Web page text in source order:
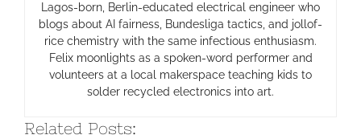
Lagos-born, Berlin-educated electrical engineer who
blogs about AI fairness, Bundesliga tactics, and jollof-
rice chemistry with the same infectious enthusiasm.
Felix moonlights as a spoken-word performer and
volunteers at a local makerspace teaching kids to
solder recycled electronics into art.
Related Posts: